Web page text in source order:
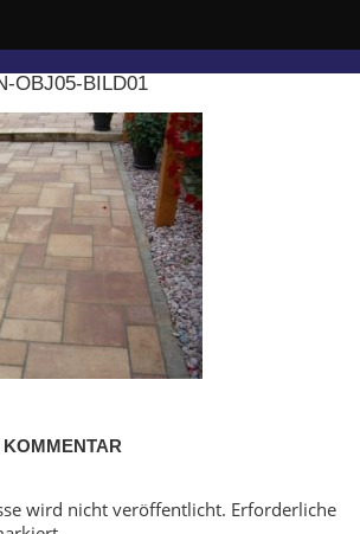
OBJ05-BILD01
wird nicht veröffentlicht. Erforderliche